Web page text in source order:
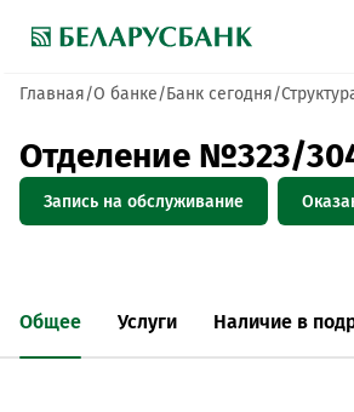
Главная О банке Банк сегодня
Отделение №323/
Запись на обслуживание
Общее Услуги Наличие в